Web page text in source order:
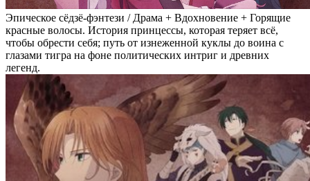
Эпическое сёдзё-фэнтези / Драма + Вдохновение + Горящие
красные волосы. История принцессы, которая теряет всё,
чтобы обрести себя; путь от изнеженной куклы до воина с
глазами тигра на фоне политических интриг и древних
легенд.